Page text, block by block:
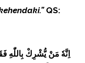
QS:
اِنَّهٗ مَنْ يُّشْرِكْ بِاللّٰهِ